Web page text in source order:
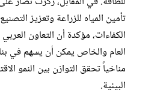
تأمين المياه للزراعة وتعزيز
الكفاءات، مؤكدة أن التعاون
العام والخاص يمكن أن يسهم في
مناخياً تحقق التوازن بين النمو
البيئية.